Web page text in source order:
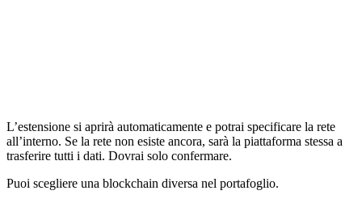
L’estensione si aprirà automaticamente e potrai specificare la rete
all’interno. Se la rete non esiste ancora, sarà la piattaforma stessa a
trasferire tutti i dati. Dovrai solo confermare.
Puoi scegliere una blockchain diversa nel portafoglio.